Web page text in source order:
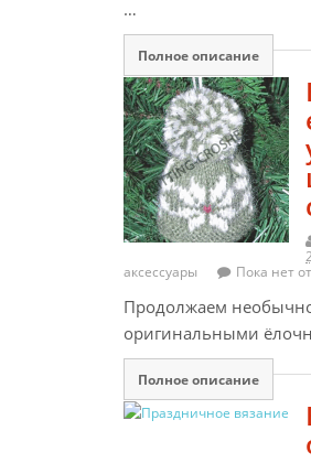
…
Полное описание
аксессуары
Пока нет
Продолжаем
оригинальными
Полное описание